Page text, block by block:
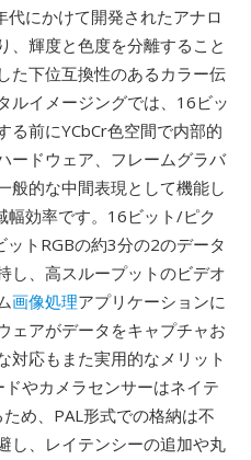
にかけて開発されたアナロ
、輝度と色度を分離すること
た下位互換性のあるカラー伝
ルイメージングでは、16ビッ
る前にYCbCr色空間で内部的
ードウェア、フレームグラバ
般的な中間表現として機能し
幅効率です。16ビット/ピク
トRGBの約3分の2のデータ
し、高スループットのビデオ
画像処理アプリケーションに
ェアがデータをキャプチャお
対応もまた実用的なメリット
やカメラセンサーはネイテ
め、PAL形式での格納は不
し、レイテンシーの追加や丸